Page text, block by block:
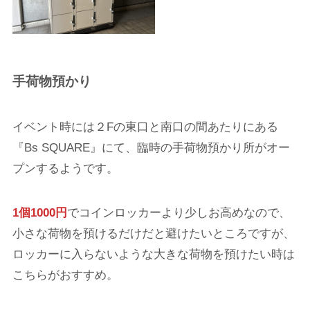
手荷物預かり
イベント時には２Fの東口と南口の間あたりにある
『Bs SQUARE』にて、臨時の手荷物預かり所がオー
プンするようです。
1個1000円 でコインロッカーより少しお高めなので、
小さな荷物を預けるだけだと避けたいところですが、
ロッカーに入らないような大きな荷物を預けたい時は
こちらがおすすめ。